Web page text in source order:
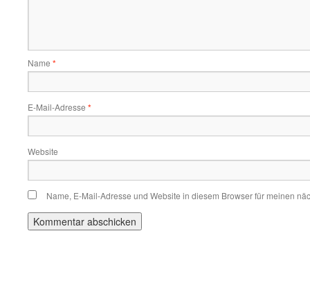
Name *
E-Mail-Adresse *
Website
Name, E-Mail-Adresse und Website in diesem Browser für meinen